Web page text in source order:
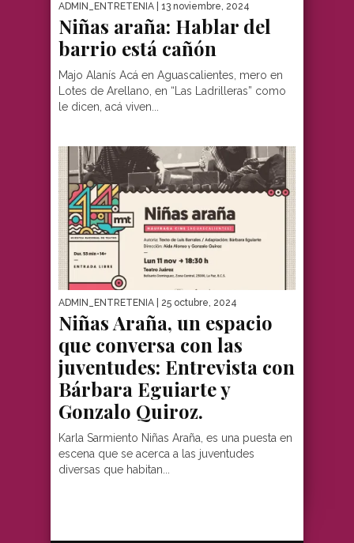
ADMIN_ENTRETENIA | 13 noviembre, 2024
Niñas araña: Hablar del
barrio está cañón
Majo Alanís Acá en Aguascalientes, mero en
Lotes de Arellano, en “Las Ladrilleras” como
le dicen, acá viven...
ADMIN_ENTRETENIA | 25 octubre, 2024
Niñas Araña, un espacio
que conversa con las
juventudes: Entrevista con
Bárbara Eguiarte y
Gonzalo Quiroz.
Karla Sarmiento Niñas Araña, es una puesta en
escena que se acerca a las juventudes
diversas que habitan...